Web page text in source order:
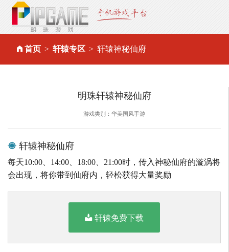
首页 轩辕专区 轩辕神秘仙府
明珠轩辕神秘仙府
游戏类别：华美国风手游
轩辕神秘仙府
每天10:00、14:00、18:00、21:00时，传入神秘仙府的漩涡将
会出现，将你带到仙府内，轻松获得大量奖励
轩辕免费下载